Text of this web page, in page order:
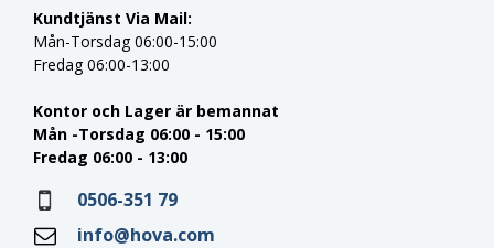
Kundtjänst Via Mail:
Mån-Torsdag 06:00-15:00
Fredag 06:00-13:00
Kontor och Lager är bemannat
Mån -Torsdag 06:00 - 15:00
Fredag 06:00 - 13:00
0506-351 79
info@hova.com